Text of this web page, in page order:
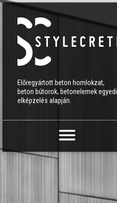
Előregyártott beton homlokzat,
beton bútorok, betonelemek egyedi
elképzelés alapján.